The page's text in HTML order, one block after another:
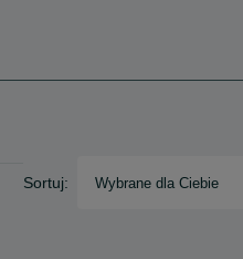
Sortuj: Wybrane dla Ciebie